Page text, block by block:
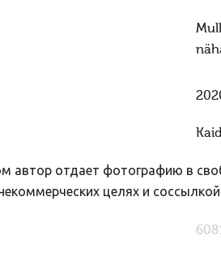
автор отдает фотографию в
целях и